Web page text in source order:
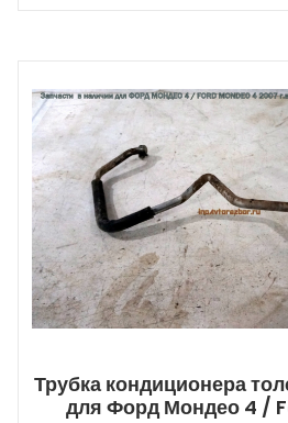
Трубка кондиционера
для Форд Мондео 4 /